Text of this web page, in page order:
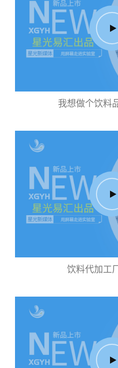
我想做个饮料
饮料代加工